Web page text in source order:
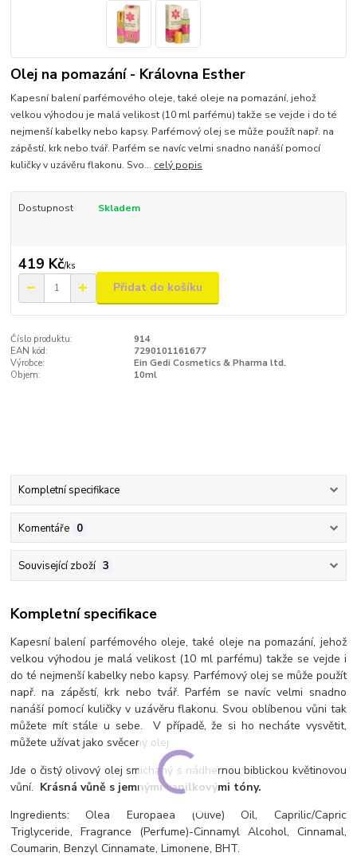
Olej na pomazání - Královna Esther
Kapesní balení parfémového oleje, také oleje na pomazání, jehož
velkou výhodou je malá velikost (10 ml parfému) takže se vejde i do té
nejmenší kabelky nebo kapsy. Parfémový olej se může použít např. na
zápěstí, krk nebo tvář. Parfém se navíc velmi snadno nanáší pomocí
kuličky v uzávěru flakonu. Svo... celý popis
Dostupnost Skladem
419 Kč/ks
Přidat do košíku
Číslo produktu:
914
EAN kód:
7290101161677
Výrobce:
Ein Gedi Cosmetics & Pharma ltd.
Objem:
10ml
Kompletní specifikace
Komentáře 0
Související zboží 3
Kompletní specifikace
Kapesní balení parfémového oleje, také oleje na pomazání, jehož
velkou výhodou je malá velikost (10 ml parfému) takže se vejde i
do té nejmenší kabelky nebo kapsy. Parfémový olej se může použít
např. na zápěstí, krk nebo tvář. Parfém se navíc velmi snadno
nanáší pomocí kuličky v uzávěru flakonu. Svou oblíbenou vůni tak
můžete mít stále u sebe. V případě, že si ho necháte vysvětit,
můžete užívat jako svěcený olej.
Jde o čistý olivový olej smíchaný s nádhernou biblickou květinovou
vůní. Krásná vůně s jemnými vanilkovými tóny.
Ingredients: Olea Europaea (Olive) Oil, Caprilic/Capric
Triglyceride, Fragrance (Perfume)-Cinnamyl Alcohol, Cinnamal,
Coumarin, Benzyl Cinnamate, Limonene, BHT.